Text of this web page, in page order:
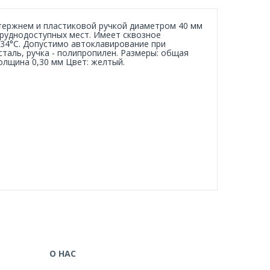
и пластиковой ручкой диаметром 40 мм
мест. Имеет сквозное
Допустимо автоклавирование при
ручка - полипропилен. Размеры: общая
0,30 мм Цвет: желтый.
О НАС